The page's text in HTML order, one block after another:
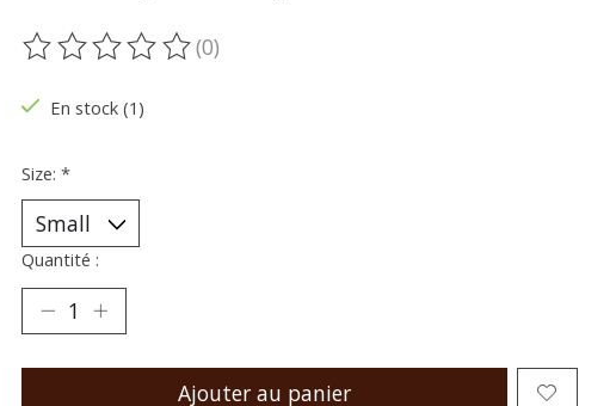
Ce produit est évalué à
(0)
En stock (1)
Size: *
Quantité :
Ajouter au panier